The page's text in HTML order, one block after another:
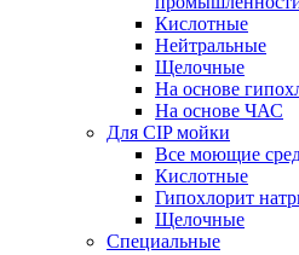
Кислотные
Нейтральные
Щелочные
На основе
На основе ЧАС
Для CIP мойки
Все моющие
Кислотные
Гипохлорит
Щелочные
Специальные